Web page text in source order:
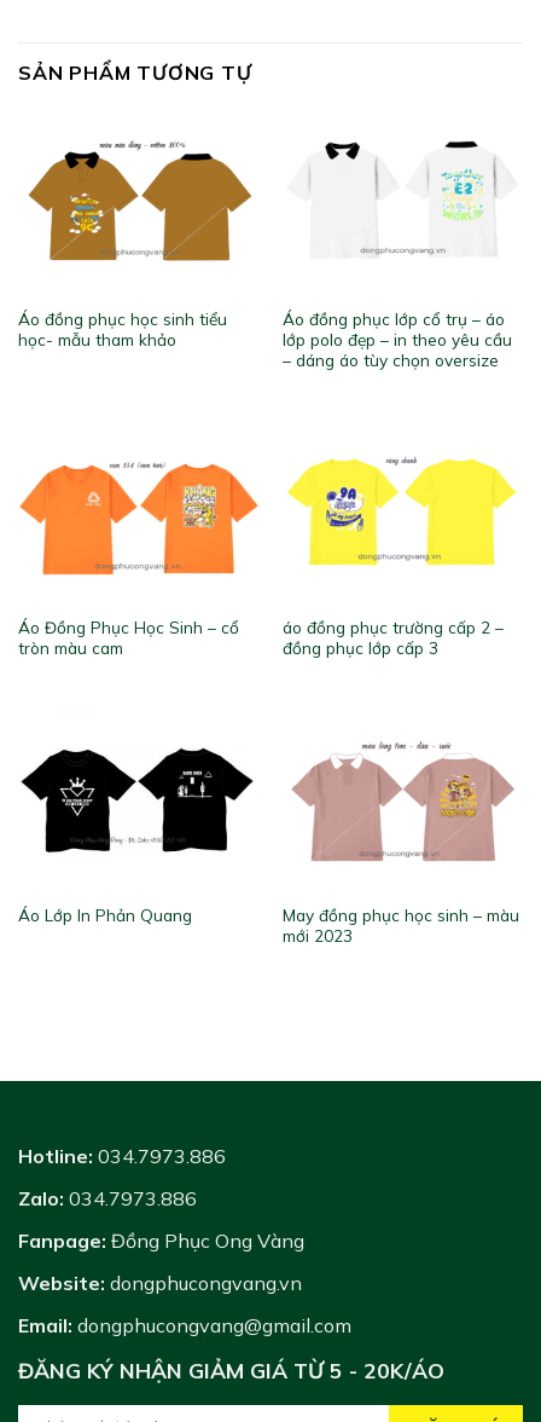
SẢN PHẨM TƯƠNG TỰ
Áo đồng phục học sinh tiểu
học- mẫu tham khảo
Áo đồng phục lớp cổ trụ – áo
lớp polo đẹp – in theo yêu cầu
– dáng áo tùy chọn oversize
Áo Đồng Phục Học Sinh – cổ
tròn màu cam
áo đồng phục trường cấp 2 –
đồng phục lớp cấp 3
Áo Lớp In Phản Quang
May đồng phục học sinh – màu
mới 2023
Hotline: 034.7973.886
Zalo: 034.7973.886
Fanpage: Đồng Phục Ong Vàng
Website: dongphucongvang.vn
Email: dongphucongvang@gmail.com
ĐĂNG KÝ NHẬN GIẢM GIÁ TỪ 5 - 20K/ÁO